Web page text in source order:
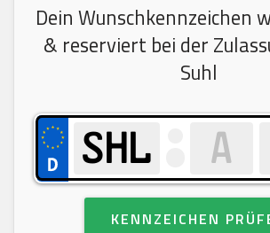
Dein Wunschkennzeichen
& reserviert bei der
Suhl
KENNZEICHEN